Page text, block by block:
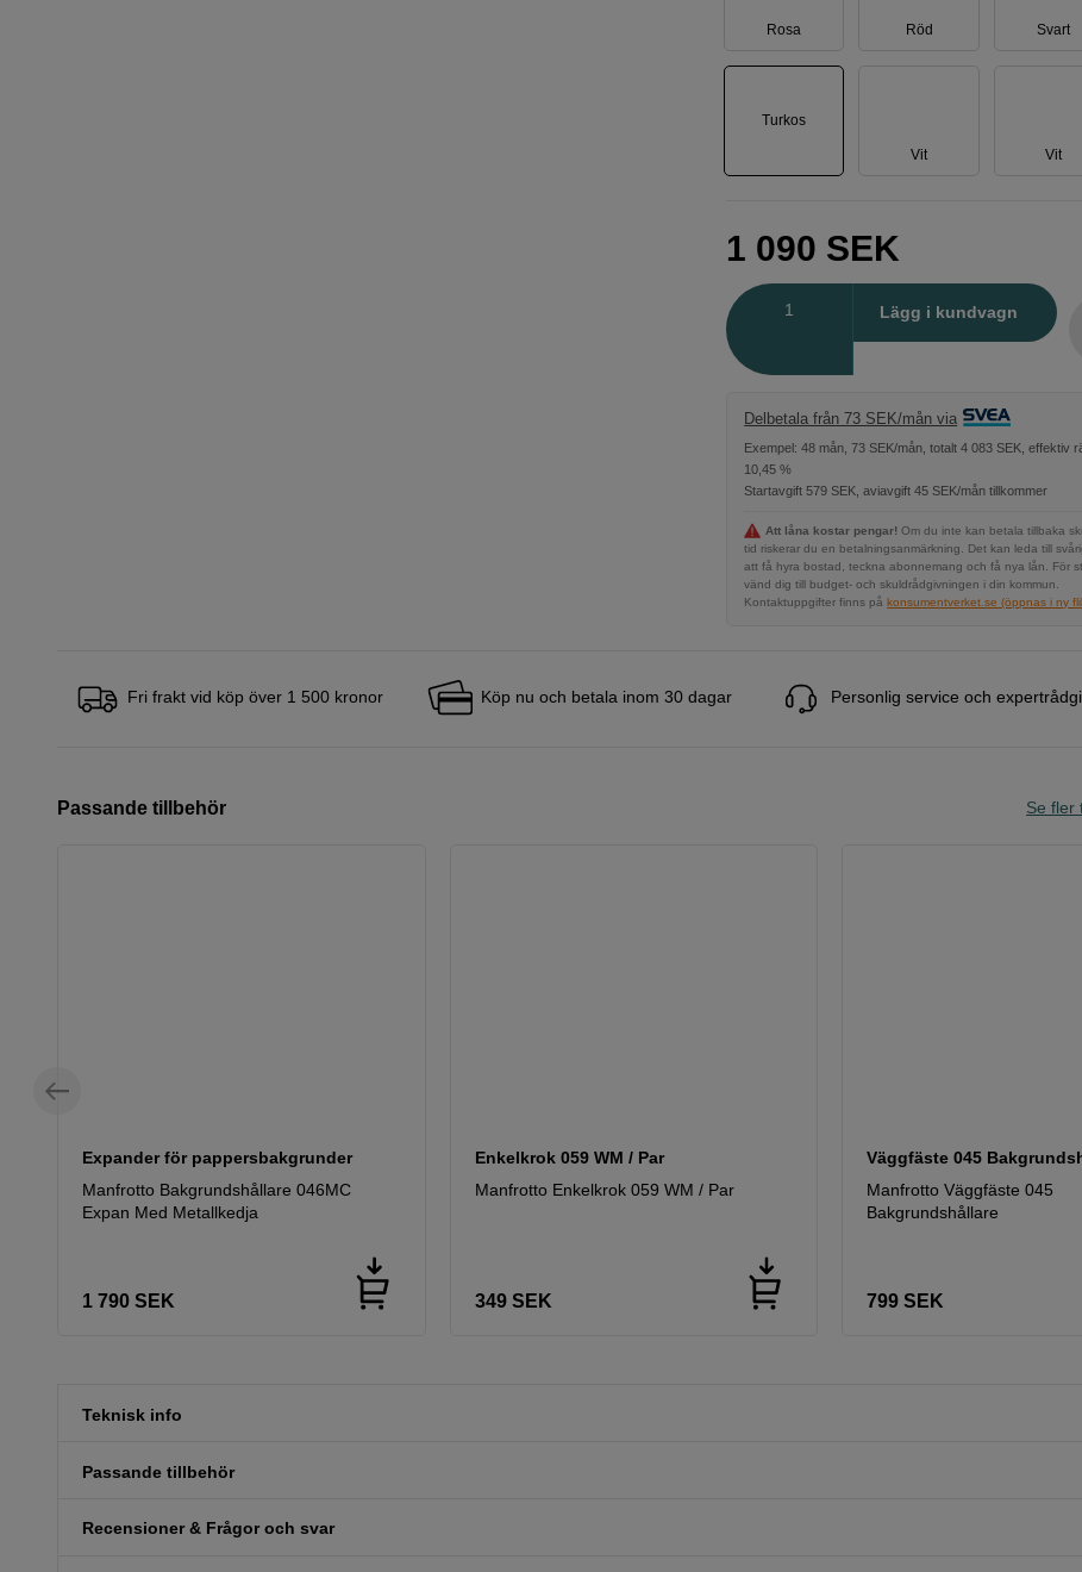
Rosa Röd Svart
Turkos
Vit Vit
1 090 SEK
Lägg i kundvagn
Delbetala från 73 SEK/mån via
Exempel: 48 mån, 73 SEK/mån, totalt 4 083 SEK, effektiv
10,45 %
Startavgift 579 SEK, aviavgift 45 SEK/mån tillkommer
Att låna kostar pengar! Om du inte kan betala tillbaka
tid riskerar du en betalningsanmärkning. Det kan leda till
att få hyra bostad, teckna abonnemang och få nya lån. För
vänd dig till budget- och skuldrådgivningen i din kommun.
Kontaktuppgifter finns på konsumentverket.se (öppnas i ny
Fri frakt vid köp över 1 500 kronor Köp nu och betala inom 30 dagar Personlig service och
Passande tillbehör Se fler
Expander för pappersbakgrunder
Manfrotto Bakgrundshållare 046MC
Expan Med Metallkedja
1 790 SEK
Enkelkrok 059 WM / Par
Manfrotto Enkelkrok 059 WM / Par
349 SEK
Väggfäste 045
Manfrotto Väggfäste 045
Bakgrundshållare
799 SEK
Teknisk info
Passande tillbehör
Recensioner & Frågor och svar